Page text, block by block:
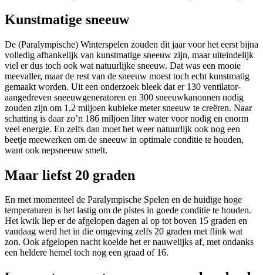
Kunstmatige sneeuw
De (Paralympische) Winterspelen zouden dit jaar voor het eerst bijna
volledig afhankelijk van kunstmatige sneeuw zijn, maar uiteindelijk
viel er dus toch ook wat natuurlijke sneeuw. Dat was een mooie
meevaller, maar de rest van de sneeuw moest toch echt kunstmatig
gemaakt worden. Uit een onderzoek bleek dat er 130 ventilator-
aangedreven sneeuwgeneratoren en 300 sneeuwkanonnen nodig
zouden zijn om 1,2 miljoen kubieke meter sneeuw te creëren. Naar
schatting is daar zo’n 186 miljoen liter water voor nodig en enorm
veel energie. En zelfs dan moet het weer natuurlijk ook nog een
beetje meewerken om de sneeuw in optimale conditie te houden,
want ook nepsneeuw smelt.
Maar liefst 20 graden
En met momenteel de Paralympische Spelen en de huidige hoge
temperaturen is het lastig om de pistes in goede conditie te houden.
Het kwik liep er de afgelopen dagen al op tot boven 15 graden en
vandaag werd het in die omgeving zelfs 20 graden met flink wat
zon. Ook afgelopen nacht koelde het er nauwelijks af, met ondanks
een heldere hemel toch nog een graad of 16.